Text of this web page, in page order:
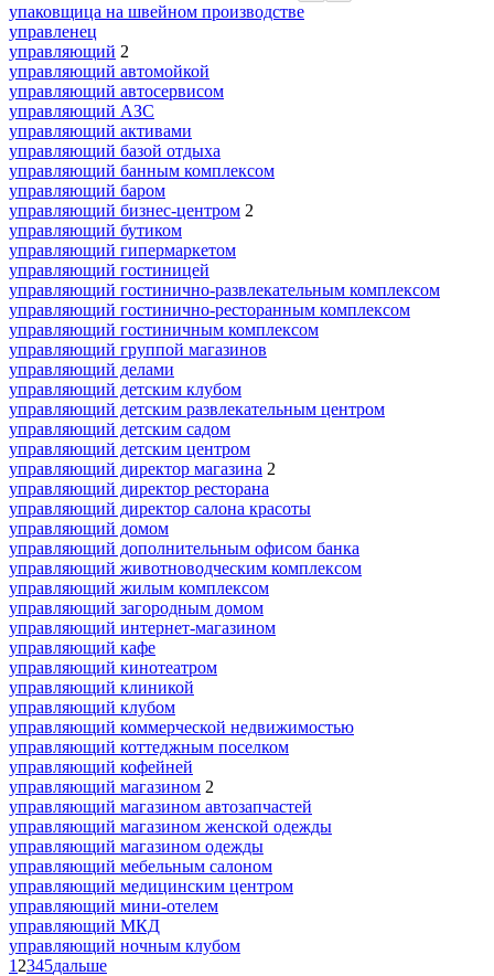
упаковщица на швейном производстве
управленец
управляющий 2
управляющий автомойкой
управляющий автосервисом
управляющий АЗС
управляющий активами
управляющий базой отдыха
управляющий банным комплексом
управляющий баром
управляющий бизнес-центром 2
управляющий бутиком
управляющий гипермаркетом
управляющий гостиницей
управляющий гостинично-развлекательным комплексом
управляющий гостинично-ресторанным комплексом
управляющий гостиничным комплексом
управляющий группой магазинов
управляющий делами
управляющий детским клубом
управляющий детским развлекательным центром
управляющий детским садом
управляющий детским центром
управляющий директор магазина 2
управляющий директор ресторана
управляющий директор салона красоты
управляющий домом
управляющий дополнительным офисом банка
управляющий животноводческим комплексом
управляющий жилым комплексом
управляющий загородным домом
управляющий интернет-магазином
управляющий кафе
управляющий кинотеатром
управляющий клиникой
управляющий клубом
управляющий коммерческой недвижимостью
управляющий коттеджным поселком
управляющий кофейней
управляющий магазином 2
управляющий магазином автозапчастей
управляющий магазином женской одежды
управляющий магазином одежды
управляющий мебельным салоном
управляющий медицинским центром
управляющий мини-отелем
управляющий МКД
управляющий ночным клубом
1 2345дальше